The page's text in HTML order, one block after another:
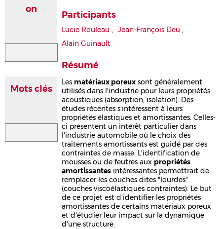
Participants
Lucie Rouleau , Jean-François Deü ,
Alain Guinault
Résumé
Les matériaux poreux sont généralement
utilisés dans l'industrie pour leurs propriétés
acoustiques (absorption, isolation). Des
études récentes s'intéressent à leurs
propriétés élastiques et amortissantes. Celles-
ci présentent un intérêt particulier dans
l'industrie automobile où le choix des
traitements amortissants est guidé par des
contraintes de masse. L'identification de
mousses ou de feutres aux propriétés
amortissantes intéressantes permettrait de
remplacer les couches dites "lourdes"
(couches viscoélastiques contraintes). Le but
de ce projet est d'identifier les propriétés
amortissantes de certains matériaux poreux
et d'étudier leur impact sur la dynamique
d'une structure.
on
Mots clés